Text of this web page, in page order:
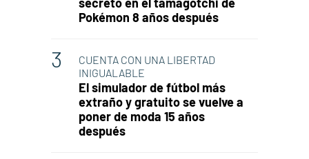
Pokémon 8 años después
CUENTA CON UNA LIBERTAD
INIGUALABLE
El simulador de fútbol más
extraño y gratuito se vuelve a
poner de moda 15 años
después